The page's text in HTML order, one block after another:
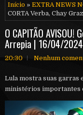
Início » EXTRA NEWS
C0RTA Verba, Chay
O CAPlTÃO AVlSOU!
Arrepia | 16/04/2024
20:30 Nenhum
Lula mostra suas garras
ministérios importantes